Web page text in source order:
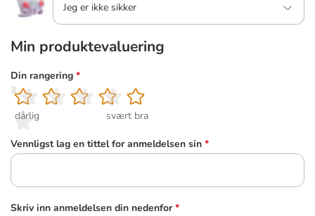
Jeg er ikke sikker
Min produktevaluering
Din rangering *
1
dårlig
2
3
4
5
svært bra
Vennligst lag en tittel for anmeldelsen sin *
Skriv inn anmeldelsen din nedenfor *